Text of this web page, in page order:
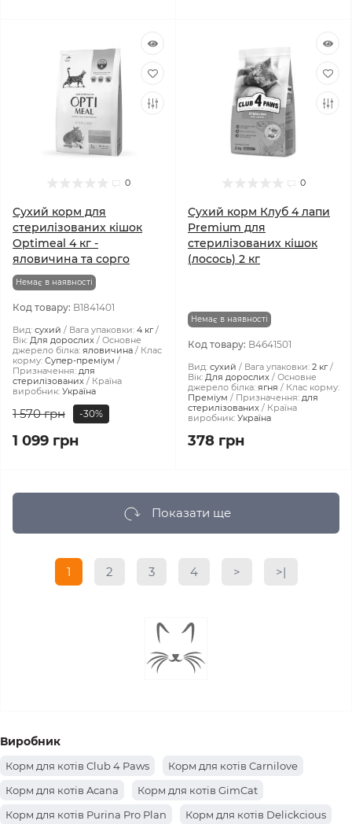
0
Сухий корм для
стерилізованих кішок
Optimeal 4 кг -
яловичина та сорго
Немає в наявності
Код товару: B1841401
Вид: сухий Вага упаковки: 4 кг
Вік: Для дорослих
Основне
джерело білка: яловичина
Клас
корму: Супер-преміум
Призначення: для
стерилізованих
Країна
виробник: Україна
1 570 грн -30%
1 099 грн
0
Сухий корм Клуб 4 лапи
Premium для
стерилізованих кішок
(лосось) 2 кг
Немає в наявності
Код товару: B4641501
Вид: сухий Вага упаковки: 2 кг
Вік: Для дорослих
Основне
джерело білка: ягня
Клас корму:
Преміум
Призначення: для
стерилізованих
Країна
виробник: Україна
378 грн
Показати ще
1 2 3 4 > >|
Виробник
Корм для котів Club 4 Paws
Корм для котів Carnilove
Корм для котів Acana
Корм для котів GimCat
Корм для котів Purina Pro Plan
Корм для котів Delickcious